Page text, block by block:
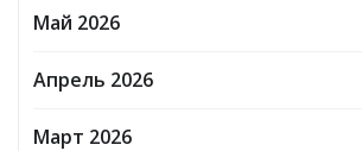
Май 2026
Апрель 2026
Март 2026